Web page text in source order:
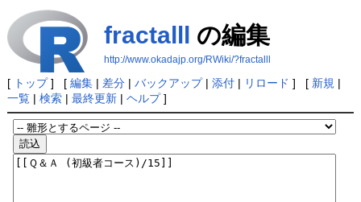
fractalll の編集
http://www.okadajp.org/RWiki/?fractalll
[ トップ] [ 編集| 差分| バックアップ| 添付| リロード ] [ 新規 |
一覧| 検索| 最終更新| ヘルプ]